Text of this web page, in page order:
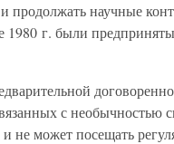
продолжать научные
г. были
с необычностью
не может посещать